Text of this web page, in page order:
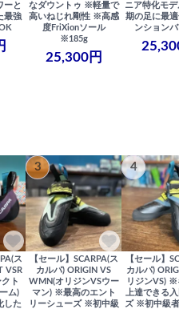
ーと
最強
なダウントゥ ※軽量で
高いねじれ剛性 ※高感
度FriXionソール
※185g
25,300円
ニア特化モ
期の足に最
ンション
ス
VSR
ト
ム)
した
3
【セール】SCARPA(ス
カルパ) ORIGIN VS
WMN(オリジンVSウー
マン) ※最高のエント
リーシューズ ※初中級
4
【セール】
カルパ)
リジンVS) ※
上達できる
ズ ※初中級